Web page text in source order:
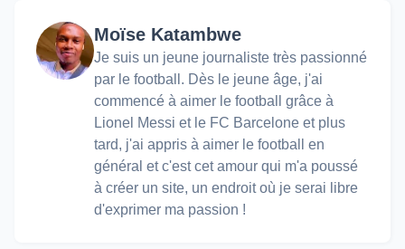
Moïse Katambwe
Je suis un jeune journaliste très passionné
par le football. Dès le jeune âge, j'ai
commencé à aimer le football grâce à
Lionel Messi et le FC Barcelone et plus
tard, j'ai appris à aimer le football en
général et c'est cet amour qui m'a poussé
à créer un site, un endroit où je serai libre
d'exprimer ma passion !